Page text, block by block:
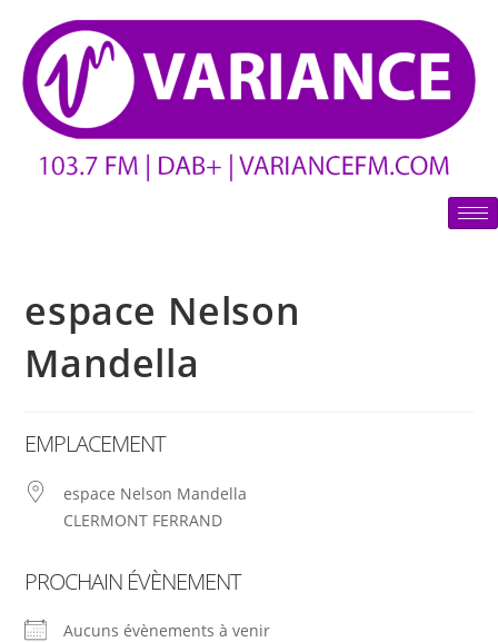
espace Nelson
Mandella
EMPLACEMENT
espace Nelson Mandella
CLERMONT FERRAND
PROCHAIN ÉVÈNEMENT
Aucuns évènements à venir